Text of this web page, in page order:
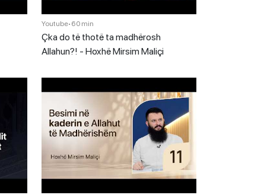
Youtube• 60 min
Çka do të thotë ta madhërosh
Allahun?! - Hoxhë Mirsim Maliçi